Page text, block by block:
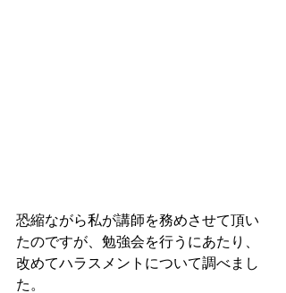
恐縮ながら私が講師を務めさせて頂い
たのですが、勉強会を行うにあたり、
改めてハラスメントについて調べまし
た。